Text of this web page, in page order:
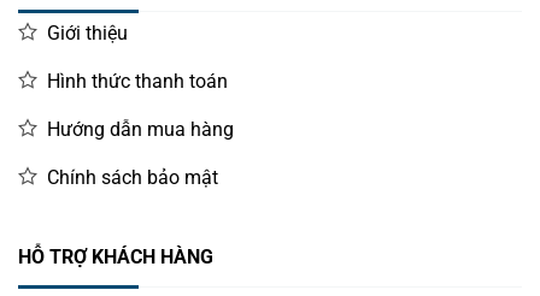
Giới thiệu
Hình thức thanh toán
Hướng dẫn mua hàng
Chính sách bảo mật
HỖ TRỢ KHÁCH HÀNG